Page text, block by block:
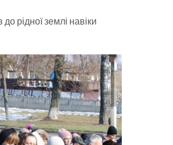
рідної землі навіки